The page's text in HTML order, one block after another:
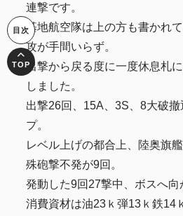
連撃です。
基地航空隊は上の方も書かれ
攻が手間いらず。
出撃から戻る度に一度休息札
しました。
出撃26回、15A、3S、8大破
プ。
レベル上げの都合上、陸奥旗
殊砲撃不発が9回。
発動した9回27撃中、ボスへ向
消費資材は油23ｋ弾13ｋ鉄14